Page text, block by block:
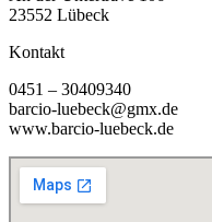
23552 Lübeck
Kontakt
0451 – 30409340
barcio-luebeck@gmx.de
www.barcio-luebeck.de